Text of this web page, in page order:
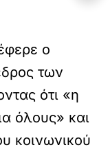
ο
των
ότι «η
όλους» και
κοινωνικού